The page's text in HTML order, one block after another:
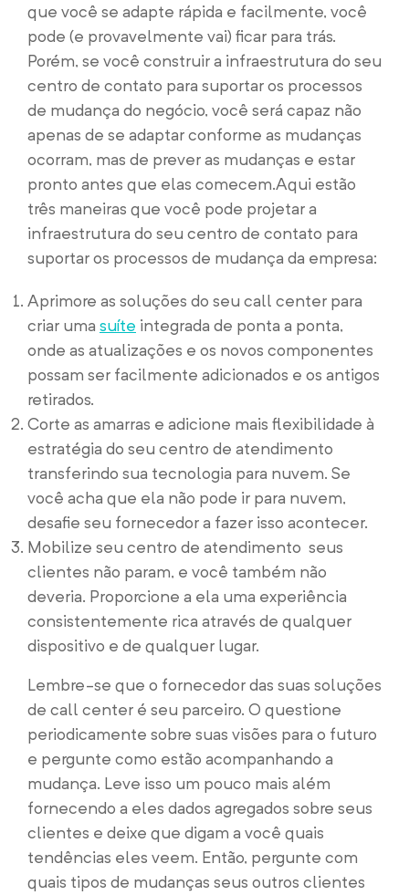
que você se adapte rápida e facilmente, você
pode (e provavelmente vai) ficar para trás.
Porém, se você construir a infraestrutura do seu
centro de contato para suportar os processos
de mudança do negócio, você será capaz não
apenas de se adaptar conforme as mudanças
ocorram, mas de prever as mudanças e estar
pronto antes que elas comecem.Aqui estão
três maneiras que você pode projetar a
infraestrutura do seu centro de contato para
suportar os processos de mudança da empresa:
Aprimore as soluções do seu call center para
criar uma suíte integrada de ponta a ponta,
onde as atualizações e os novos componentes
possam ser facilmente adicionados e os antigos
retirados.
Corte as amarras e adicione mais flexibilidade à
estratégia do seu centro de atendimento
transferindo sua tecnologia para nuvem. Se
você acha que ela não pode ir para nuvem,
desafie seu fornecedor a fazer isso acontecer.
Mobilize seu centro de atendimento  seus
clientes não param, e você também não
deveria. Proporcione a ela uma experiência
consistentemente rica através de qualquer
dispositivo e de qualquer lugar.
Lembre-se que o fornecedor das suas soluções
de call center é seu parceiro. O questione
periodicamente sobre suas visões para o futuro
e pergunte como estão acompanhando a
mudança. Leve isso um pouco mais além
fornecendo a eles dados agregados sobre seus
clientes e deixe que digam a você quais
tendências eles veem. Então, pergunte com
quais tipos de mudanças seus outros clientes